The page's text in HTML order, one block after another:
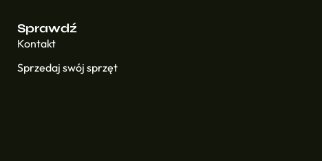
Sprawdź
Kontakt
Sprzedaj swój sprzęt